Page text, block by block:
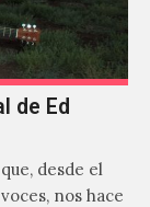
de Ed
desde el
nos hace